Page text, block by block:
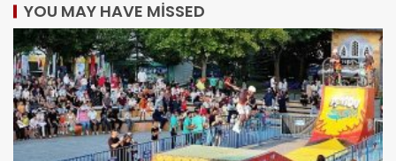
YOU MAY HAVE MISSED